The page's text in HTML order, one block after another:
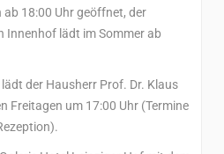
18:00 Uhr geöffnet, der
Innenhof lädt im Sommer ab
der Hausherr Prof. Dr. Klaus
Freitagen um 17:00 Uhr (Termine